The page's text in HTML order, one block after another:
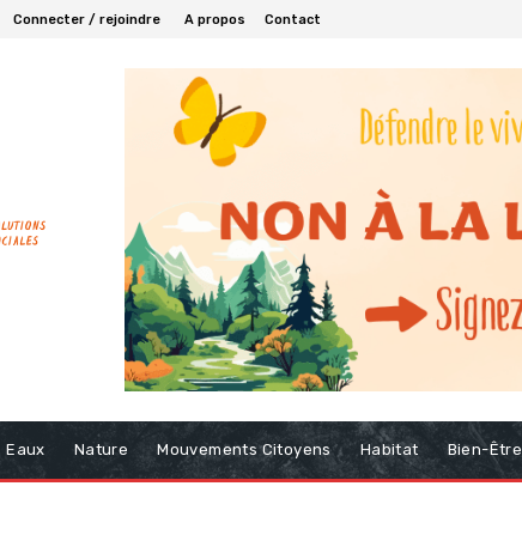
Connecter / rejoindre A propos Contact
Eaux Nature Mouvements Citoyens Habitat Bien-Être